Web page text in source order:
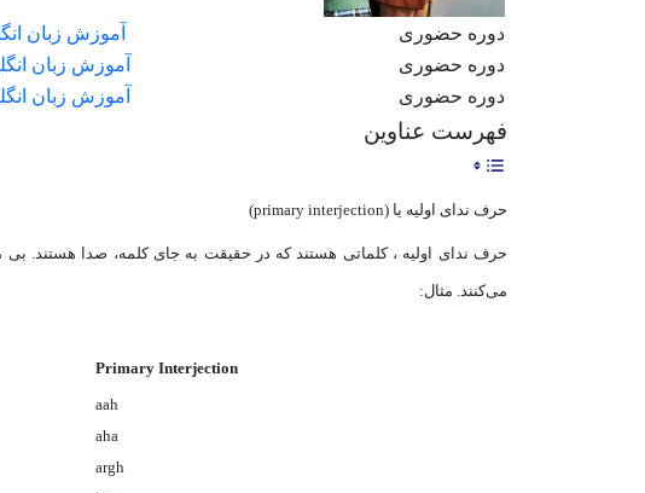
دوره حضوری
آموزش زبان
دوره حضوری
آموزش زبان
دوره حضوری
آموزش زبان
فهرست عناوین
حرف ندای اولیه یا (primary interjection‌)
حرف ندای اولیه ، کلماتی هستند که در حقیقت به جای کلمه، صدا هستند.
می‌کنند. مثال:
Primary Interjection
aah
aha
argh